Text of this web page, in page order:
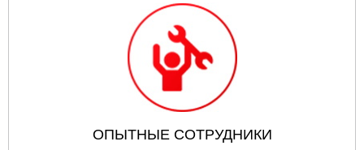
ОПЫТНЫЕ СОТРУДНИКИ